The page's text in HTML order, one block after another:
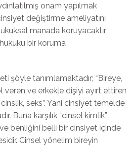
onam yapılmak
değiştirme ameliyatını
manada koruyacaktır
bir koruma
şöyle tanımlamaktadır; “Bireye,
veren ve erkekle dişiyi ayırt ettiren
seks”. Yani cinsiyet temelde
Buna karşılık “cinsel kimlik”
benliğini belli bir cinsiyet içinde
Cinsel yönelim bireyin